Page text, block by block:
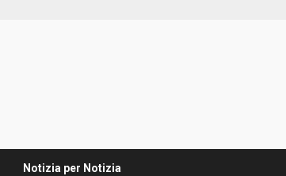
Notizia per Notizia